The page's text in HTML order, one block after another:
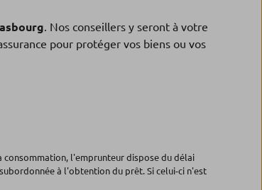
. Nos conseillers y seront à votre
pour protéger vos biens ou vos
consommation, l'emprunteur dispose du délai
à l'obtention du prêt. Si celui-ci n'est